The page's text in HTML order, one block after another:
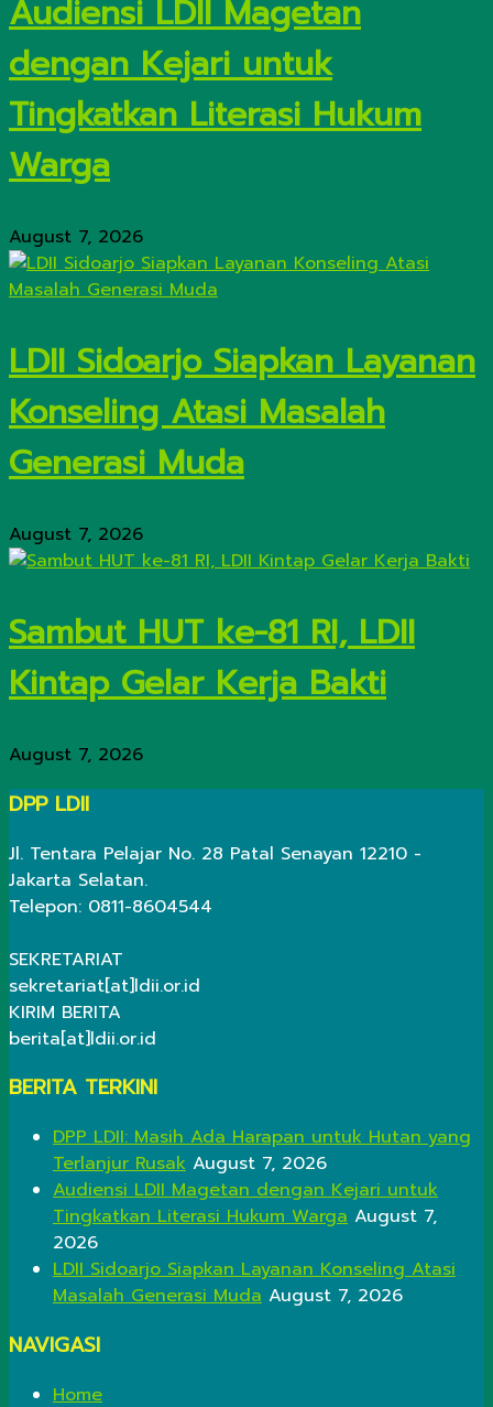
Audiensi LDII Magetan
dengan Kejari untuk
Tingkatkan Literasi Hukum
Warga
August 7, 2026
LDII Sidoarjo Siapkan Layanan
Konseling Atasi Masalah
Generasi Muda
August 7, 2026
Sambut HUT ke-81 RI, LDII
Kintap Gelar Kerja Bakti
August 7, 2026
DPP LDII
Jl. Tentara Pelajar No. 28 Patal Senayan 12210 -
Jakarta Selatan.
Telepon: 0811-8604544
SEKRETARIAT
sekretariat[at]ldii.or.id
KIRIM BERITA
berita[at]ldii.or.id
BERITA TERKINI
DPP LDII: Masih Ada Harapan untuk Hutan yang
Terlanjur Rusak August 7, 2026
Audiensi LDII Magetan dengan Kejari untuk
Tingkatkan Literasi Hukum Warga August 7,
2026
LDII Sidoarjo Siapkan Layanan Konseling Atasi
Masalah Generasi Muda August 7, 2026
NAVIGASI
Home